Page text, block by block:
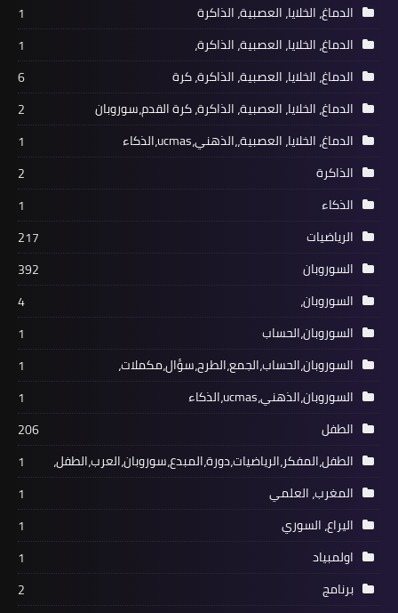
الدماغ، الخلايا، العصبية، الذاكرة
1
الدماغ، الخلايا، العصبية، الذاكرة،
1
الدماغ، الخلايا، العصبية، الذاكرة، كرة
6
الدماغ، الخلايا، العصبية، الذاكرة، كرة القدم،سوروبان
2
الدماغ، الخلايا، العصبية،،الذهني،ucmas،الذكاء
1
الذاكرة
2
الذكاء
1
الرياضيات
217
السوروبان
392
السوروبان،
4
السوروبان،الحساب
1
السوروبان،الحساب،الجمع،الطرح،سؤال،مكملات،
1
السوروبان،الذهني،ucmas،الذكاء
1
الطفل
206
الطفل،المفكر،الرياضيات،دورة،المبدع،سوروبان،العرب،الطفل،
1
المغرب، العلمي
1
اليراع، السوري
1
اولمبياد
1
برنامج
2